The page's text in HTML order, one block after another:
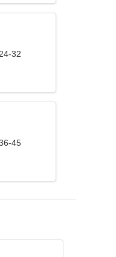
32
45